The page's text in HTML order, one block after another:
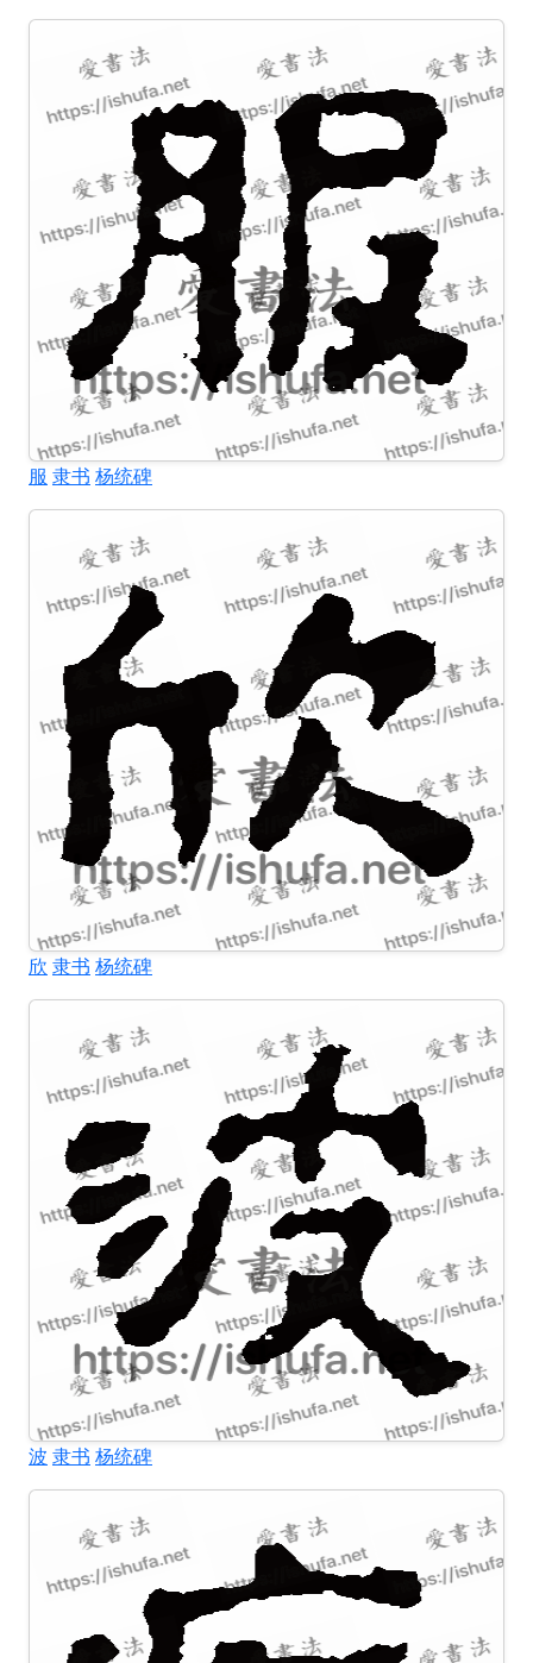
服 隶书 杨统碑
欣 隶书 杨统碑
波 隶书 杨统碑